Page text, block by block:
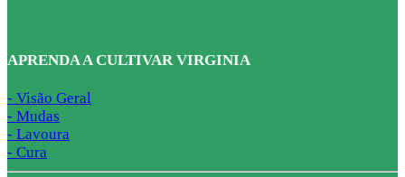
APRENDA A CULTIVAR VIRGINIA
- Visão Geral
- Mudas
- Lavoura
- Cura